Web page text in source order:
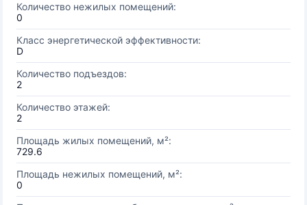
Количество нежилых помещений:
0
Класс энергетической эффективности:
D
Количество подъездов:
2
Количество этажей:
2
Площадь жилых помещений, м²:
729.6
Площадь нежилых помещений, м²:
0